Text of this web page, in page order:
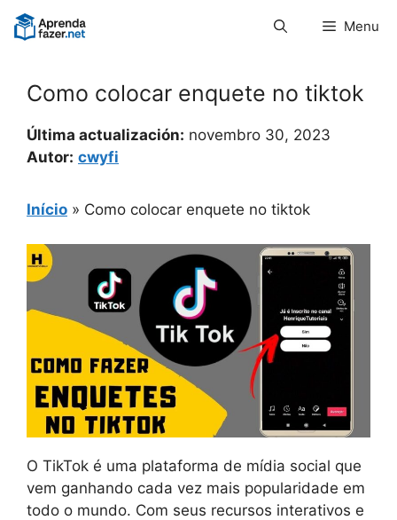
Pular
para
Menu
Como colocar enquete no tiktok
Última actualización: novembro 30, 2023
Autor: cwyfi
Início » Como colocar enquete no tiktok
O TikTok é uma plataforma de mídia social que
vem ganhando cada vez mais popularidade em
todo o mundo. Com seus recursos interativos e